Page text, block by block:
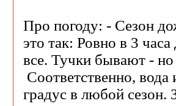
Про погоду: - Сезон
это так: Ровно в 3
все. Тучки бывают -
Соответственно,
градус в любой сезон.